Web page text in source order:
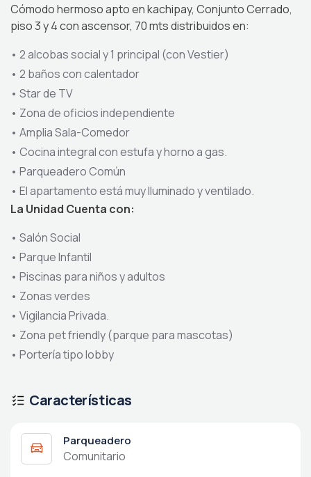
Cómodo hermoso apto en kachipay, Conjunto Cerrado,
piso3 y4 con ascensor, 70mts distribuidos en:
• 2 alcobas social y 1 principal (conVestier)
• 2 bañoscon calentador
• Star de TV
• Zona de oficios independiente
• Amplia Sala-Comedor
• Cocina integral con estufa y horno a gas.
• Parqueadero Común
• El apartamento está muy Iluminado y ventilado.
La Unidad Cuenta con:
• Salón Social
• Parque Infantil
• Piscinas para niños y adultos
• Zonas verdes
• Vigilancia Privada.
• Zona pet friendly (parque para mascotas)
• Portería tipo lobby
Características
Parqueadero
Comunitario